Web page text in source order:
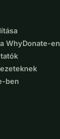
WhyDonate-en
ben